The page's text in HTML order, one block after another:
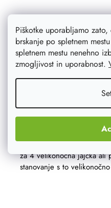
Piškotke uporabljamo
brskanje po spletnem
spletnem mestu nenehno
zmogljivost in uporabnost.
Velikonočno stojalo
Pripravite se na kolednike
za 4 velikonočna jajčka ali
stanovanje s to